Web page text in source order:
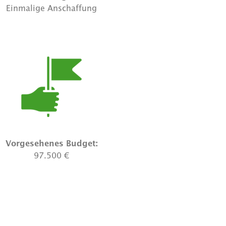
Einmalige Anschaffung
Vorgesehenes Budget:
97.500 €